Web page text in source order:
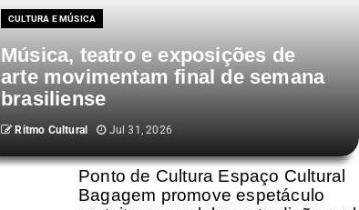
CULTURA E MÚSICA
Música, teatro e exposições de
arte movimentam final de semana
brasiliense
Ritmo Cultural Jul 31, 2026
Ponto de Cultura Espaço Cultural
Bagagem promove espetáculo